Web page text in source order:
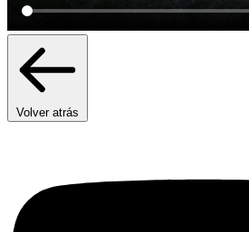
Volver atrás